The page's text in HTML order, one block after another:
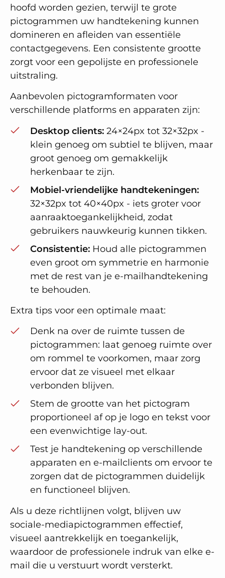
hoofd worden gezien, terwijl te grote
pictogrammen uw handtekening kunnen
domineren en afleiden van essentiële
contactgegevens. Een consistente grootte
zorgt voor een gepolijste en professionele
uitstraling.
Aanbevolen pictogramformaten voor
verschillende platforms en apparaten zijn:
Desktop clients:24×24px tot 32×32px -
klein genoeg om subtiel te blijven, maar
groot genoeg om gemakkelijk
herkenbaar te zijn.
Mobiel-vriendelijke handtekeningen:
32×32px tot 40×40px - iets groter voor
aanraaktoegankelijkheid, zodat
gebruikers nauwkeurig kunnen tikken.
Consistentie:Houd alle pictogrammen
even groot om symmetrie en harmonie
met de rest van je e-mailhandtekening
te behouden.
Extra tips voor een optimale maat:
Denk na over de ruimte tussen de
pictogrammen: laat genoeg ruimte over
om rommel te voorkomen, maar zorg
ervoor dat ze visueel met elkaar
verbonden blijven.
Stem de grootte van het pictogram
proportioneel af op je logo en tekst voor
een evenwichtige lay-out.
Test je handtekening op verschillende
apparaten en e-mailclients om ervoor te
zorgen dat de pictogrammen duidelijk
en functioneel blijven.
Als u deze richtlijnen volgt, blijven uw
sociale-mediapictogrammen effectief,
visueel aantrekkelijk en toegankelijk,
waardoor de professionele indruk van elke e-
mail die u verstuurt wordt versterkt.